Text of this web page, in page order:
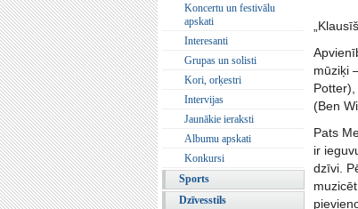
Koncertu un festivālu
apskati
Interesanti
Grupas un solisti
Kori, orķestri
Intervijas
Jaunākie ieraksti
Albumu apskati
Konkursi
Sports
Dzīvesstils
mūziķi
(Ben
Pats
ir
dzīvi.